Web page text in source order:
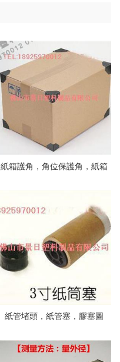
紙箱護角，角位保護角，紙箱
紙管堵頭，紙管塞，膠塞圖